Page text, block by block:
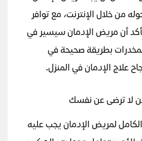
من خلال الإنترنت، مع توافر
أن مريض الإدمان سيسير في
بطريقة صحيحة في
علاج الإدمان في المنزل.
الكامل لمريض الإدمان يجب عليه